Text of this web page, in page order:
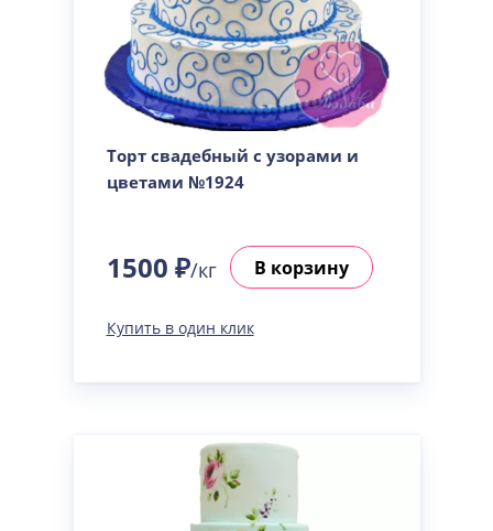
Торт свадебный с узорами и
цветами №1924
1500 ₽/кг В корзину
Купить в один клик